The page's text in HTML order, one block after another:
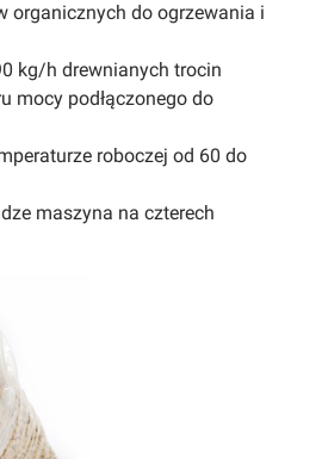
organicznych do ogrzewania i
kg/h drewnianych trocin
mocy podłączonego do
roboczej od 60 do
maszyna na czterech